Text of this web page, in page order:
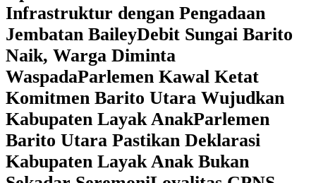
Infrastruktur dengan Pengadaan
Jembatan BaileyDebit Sungai Barito
Naik, Warga Diminta
WaspadaParlemen Kawal Ketat
Komitmen Barito Utara Wujudkan
Kabupaten Layak AnakParlemen
Barito Utara Pastikan Deklarasi
Kabupaten Layak Anak Bukan